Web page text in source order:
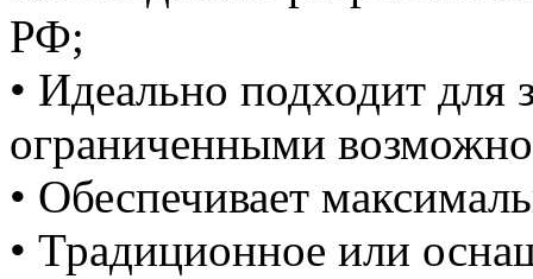
РФ;
• Идеально подходит для
ограниченными
• Обеспечивает
• Традиционное или